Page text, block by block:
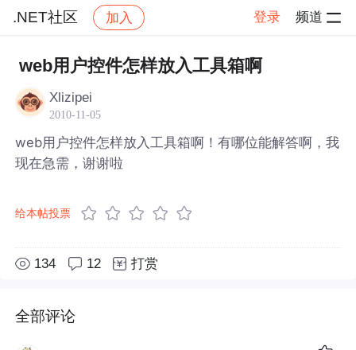
.NET社区 加入 登录 频道
.NET社区 帖子详情
web用户控件怎样放入工具箱啊
Xlizipei
2010-11-05
web用户控件怎样放入工具箱啊！有哪位能解答啊，我
现在急需，谢谢啦
给本帖投票
134 12 打赏
全部评论